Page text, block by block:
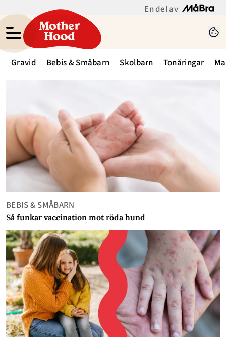
En del av
Gravid Bebis & Småbarn Skolbarn Tonåringar
BEBIS & SMÅBARN
Så funkar vaccination mot röda hund